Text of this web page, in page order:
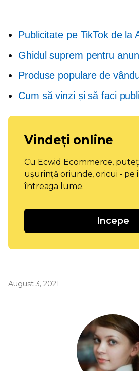
Publicitate pe TikTok de la
Ghidul suprem pentru
Produse populare de
Cum să vinzi și să faci
Vindeți online
Cu Ecwid Ecommerce,
ușurință oriunde, oricui - pe
întreaga lume.
Incepe
August 3, 2021